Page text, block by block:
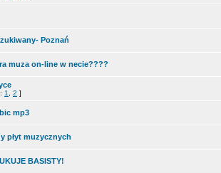
Poznań
muza on-line w necie????
1 2 ]
mp3
płyt muzycznych
BASISTY!